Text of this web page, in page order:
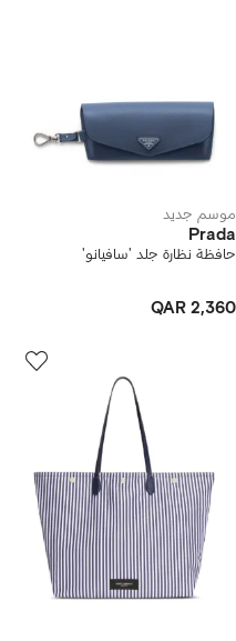
موسم جديد
Prada
حافظة نظارة جلد 'سافيانو'
QAR 2,360